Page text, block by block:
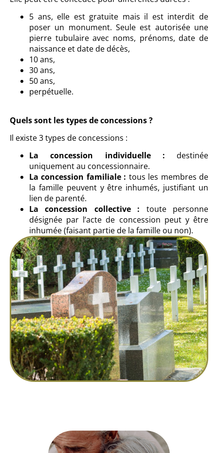
5 ans, elle est gratuite mais il est interdit de
poser un monument. Seule est autorisée une
pierre tubulaire avec noms, prénoms, date de
naissance et date de décès,
10 ans,
30 ans,
50 ans,
perpétuelle.
Quels sont les types de concessions ?
Il existe 3 types de concessions :
La concession individuelle : destinée
uniquement au concessionnaire.
La concession familiale : tous les membres de
la famille peuvent y être inhumés, justifiant un
lien de parenté.
La concession collective : toute personne
désignée par l’acte de concession peut y être
inhumée (faisant partie de la famille ou non).